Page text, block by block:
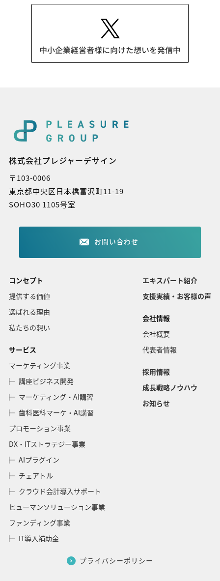
株式会社プレジャーデサイン
〒103-0006
東京都中央区日本橋富沢町11-19
SOHO30 1105号室
お問い合わせ
コンセプト
提供する価値
選ばれる理由
私たちの想い
サービス
マーケティング事業
講座ビジネス開発
マーケティング・AI講習
歯科医科マーケ・AI講習
プロモーション事業
DX・ITストラテジー事業
AIプラグイン
チェアトル
クラウド会計導入サポート
ヒューマンソリューション事業
ファンディング事業
IT導入補助金
エキスパート紹介
支援実績・お客様の声
会社情報
会社概要
代表者情報
採用情報
成長戦略ノウハウ
お知らせ
プライバシーポリシー